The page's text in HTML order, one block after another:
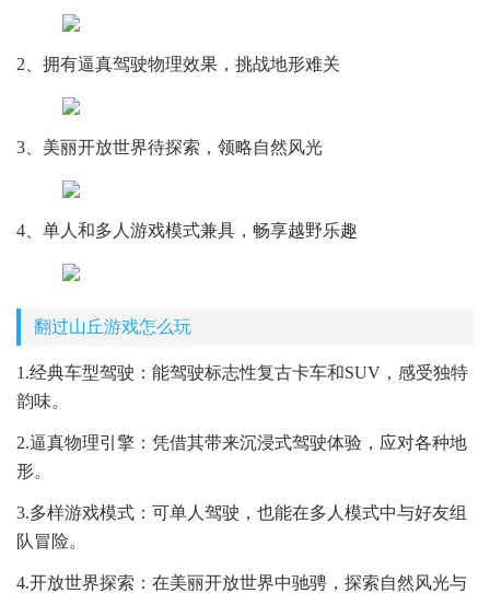
2、拥有逼真驾驶物理效果，挑战地形难关
3、美丽开放世界待探索，领略自然风光
4、单人和多人游戏模式兼具，畅享越野乐趣
翻过山丘游戏怎么玩
1.经典车型驾驶：能驾驶标志性复古卡车和SUV，感受独特
韵味。
2.逼真物理引擎：凭借其带来沉浸式驾驶体验，应对各种地
形。
3.多样游戏模式：可单人驾驶，也能在多人模式中与好友组
队冒险。
4.开放世界探索：在美丽开放世界中驰骋，探索自然风光与